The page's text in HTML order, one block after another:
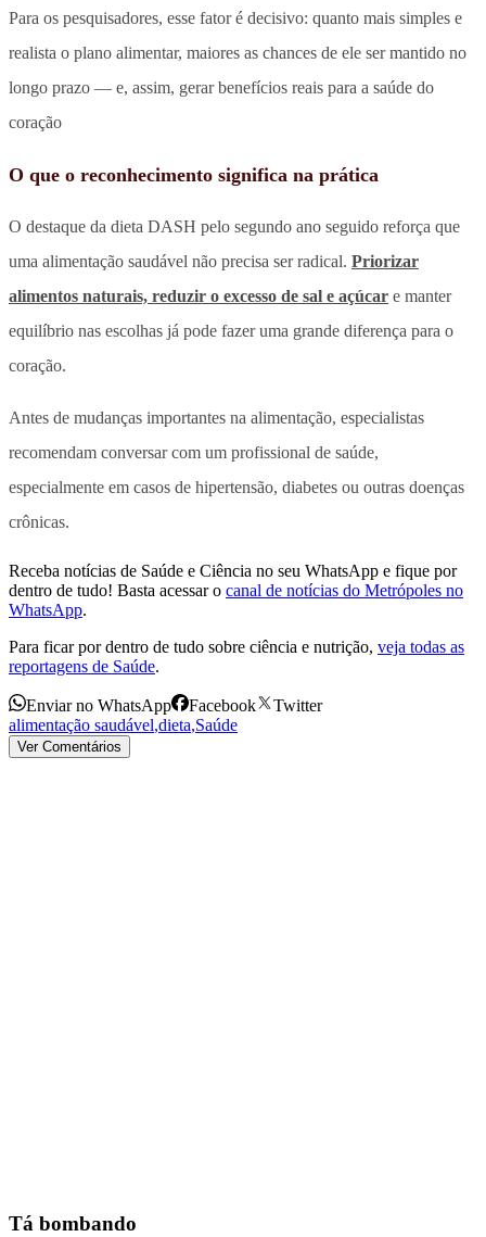
Para os pesquisadores, esse fator é decisivo: quanto mais simples e
realista o plano alimentar, maiores as chances de ele ser mantido no
longo prazo — e, assim, gerar benefícios reais para a saúde do
coração
O que o reconhecimento significa na prática
O destaque da dieta DASH pelo segundo ano seguido reforça que
uma alimentação saudável não precisa ser radical. Priorizar
alimentos naturais, reduzir o excesso de sal e açúcar e manter
equilíbrio nas escolhas já pode fazer uma grande diferença para o
coração.
Antes de mudanças importantes na alimentação, especialistas
recomendam conversar com um profissional de saúde,
especialmente em casos de hipertensão, diabetes ou outras doenças
crônicas.
Receba notícias de Saúde e Ciência no seu WhatsApp e fique por
dentro de tudo! Basta acessar o canal de notícias do Metrópoles no
WhatsApp.
Para ficar por dentro de tudo sobre ciência e nutrição, veja todas as
reportagens de Saúde.
Enviar no WhatsApp Facebook
Twitter
alimentação saudável,dieta,Saúde
Ver Comentários
Tá bombando